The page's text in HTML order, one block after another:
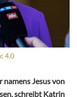
4.0
namens Jesus von
schreibt Katrin